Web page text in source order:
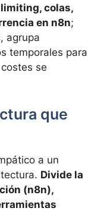
colas,
en n8n;
agrupa
temporales para
se
que
a un
Divide la
(n8n),